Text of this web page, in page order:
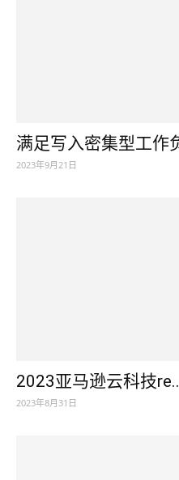
满足写入密集型工作
2023年9月21日
2023亚马逊云科技
2023年8月31日